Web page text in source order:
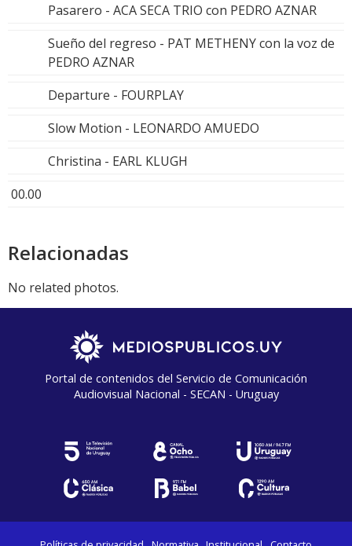
Pasarero - ACA SECA TRIO con PEDRO AZNAR
Sueño del regreso - PAT METHENY con la voz de
PEDRO AZNAR
Departure - FOURPLAY
Slow Motion - LEONARDO AMUEDO
Christina - EARL KLUGH
00.00
Relacionadas
No related photos.
Portal de contenidos del Servicio de Comunicación
Audiovisual Nacional - SECAN - Uruguay